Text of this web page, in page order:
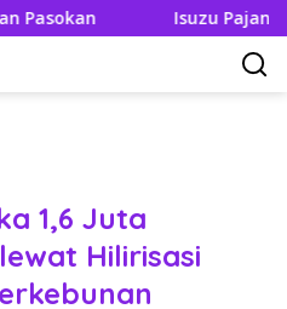
Isuzu Pajang
1,6 Juta
Hilirisasi